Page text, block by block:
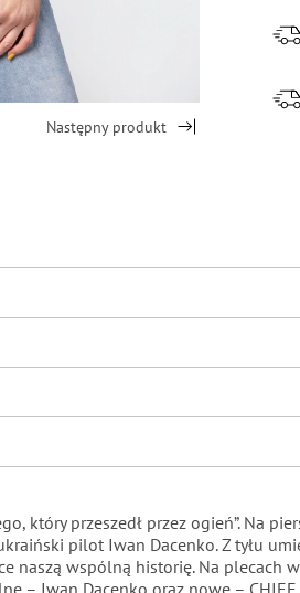
Następny produkt
który przeszedł przez ogień”. Na
pilot Iwan Dacenko. Z tyłu
naszą wspólną historię. Na
Iwan Dacenko oraz nowe – CHIEF